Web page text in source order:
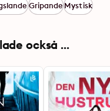
GripandeMystisk
också ...